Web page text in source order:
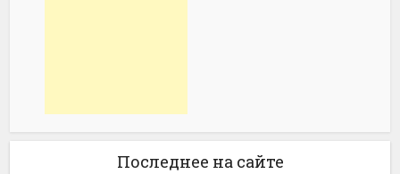
Последнее на сайте